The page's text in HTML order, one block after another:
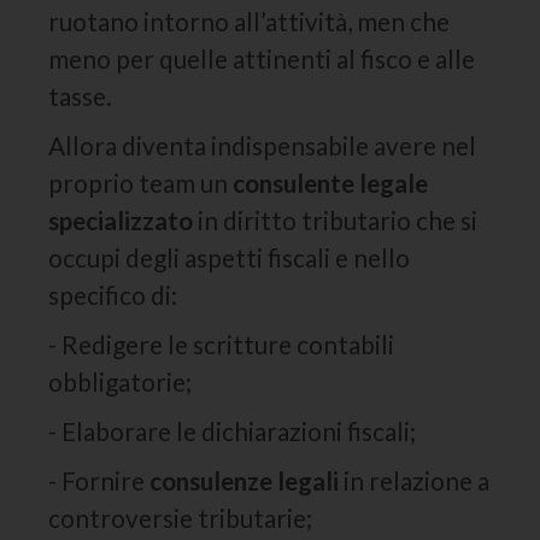
ruotano intorno all’attività, men che
meno per quelle attinenti al fisco e alle
tasse.
Allora diventa indispensabile avere nel
proprio team un consulente legale
specializzato in diritto tributario che si
occupi degli aspetti fiscali e nello
specifico di:
- Redigere le scritture contabili
obbligatorie;
- Elaborare le dichiarazioni fiscali;
- Fornire consulenze legali in relazione a
controversie tributarie;